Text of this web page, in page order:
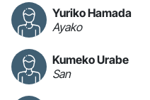
Yuriko Hamada
Ayako
Kumeko Urabe
San